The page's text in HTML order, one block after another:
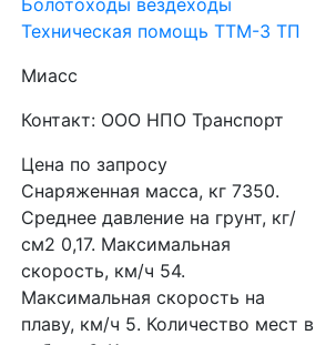
Техническая помощь ТТМ-3 ТП
Миасс
Контакт: ООО НПО Транспорт
Цена по запросу
Снаряженная масса, кг 7350.
Среднее давление на грунт, кг/
см2 0,17. Максимальная
скорость, км/ч 54.
Максимальная скорость на
плаву, км/ч 5. Количество мест в